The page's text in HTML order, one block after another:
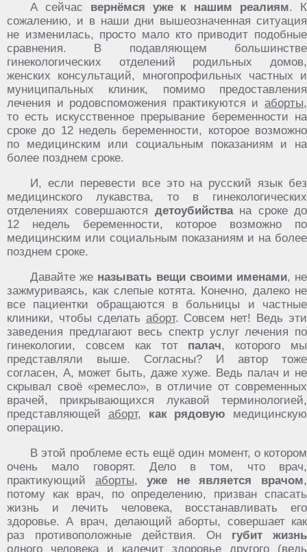
А сейчас вернёмся уже к нашим реалиям. К
сожалению, и в наши дни вышеозначенная ситуация
не изменилась, просто мало кто приводит подобные
сравнения. В подавляющем большинстве
гинекологических отделений родильных домов,
женских консультаций, многопрофильных частных и
муниципальных клиник, помимо предоставления
лечения и родовспоможения практикуются и аборты,
то есть искусственное прерывание беременности на
сроке до 12 недель беременности, которое возможно
по медицинским или социальным показаниям и на
более позднем сроке.
И, если перевести все это на русский язык без
медицинского лукавства, то в гинекологических
отделениях совершаются детоубийствана сроке до
12 недель беременности, которое возможно по
медицинским или социальным показаниям и на более
позднем сроке.
Давайте же называть вещи своими именами, не
зажмуриваясь, как слепые котята. Конечно, далеко не
все пациентки обращаются в больницы и частные
клиники, чтобы сделать аборт. Совсем нет! Ведь эти
заведения предлагают весь спектр услуг лечения по
гинекологии, совсем как тот палач, которого мы
представляли выше. Согласны? И автор тоже
согласен, А, может быть, даже хуже. Ведь палач и не
скрывал своё «ремесло», в отличие от современных
врачей, прикрывающихся лукавой терминологией,
представляющей аборт, как рядовую медицинскую
операцию.
В этой проблеме есть ещё один момент, о котором
очень мало говорят. Дело в том, что врач,
практикующий аборты,уже не является врачом,
потому как врач, по определению, призван спасать
жизнь и лечить человека, восстанавливать его
здоровье. А врач, делающий аборты, совершает как
раз противоположные действия. Он губит жизнь
одного человека и калечит здоровье другого (ведь